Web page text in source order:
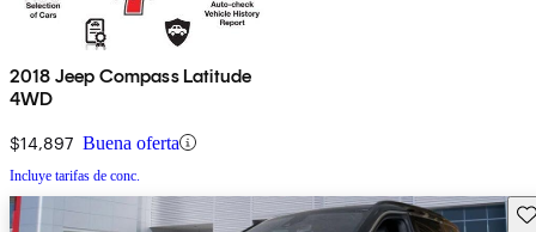
2018 Jeep Compass Latitude
4WD
$14,897 Buena oferta
Incluye tarifas de conc.